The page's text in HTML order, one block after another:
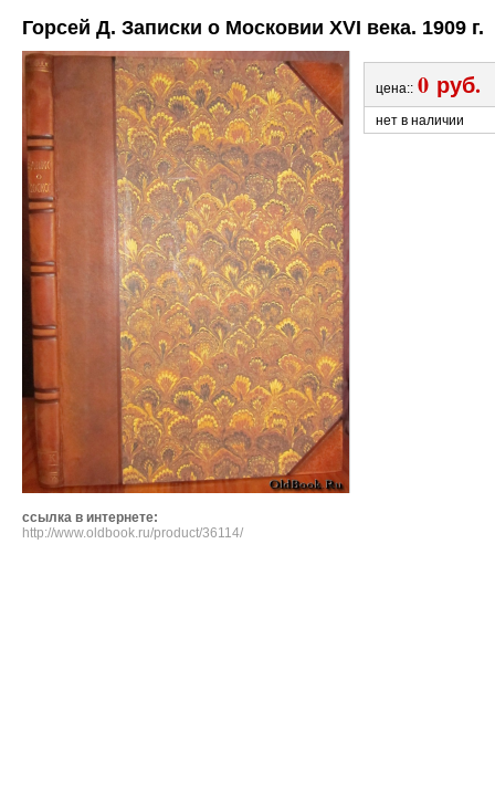
Горсей Д. Записки о Московии XVI века. 1909 г.
цена:: 0 руб.
нет в наличии
ссылка в интернете:
http://www.oldbook.ru/product/36114/